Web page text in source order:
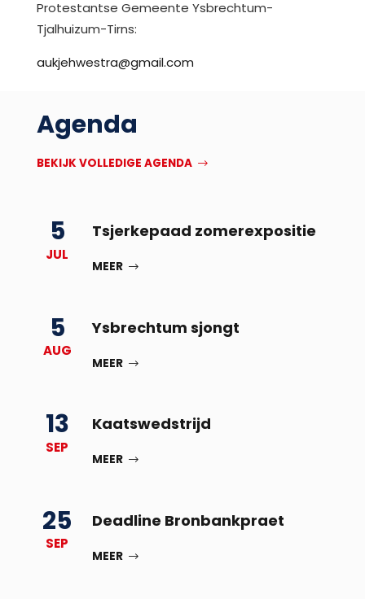
Protestantse Gemeente Ysbrechtum-
Tjalhuizum-Tirns:
aukjehwestra@gmail.com
Agenda
BEKIJK VOLLEDIGE AGENDA
5
JUL
Tsjerkepaad zomerexpositie
MEER
5
AUG
Ysbrechtum sjongt
MEER
13
SEP
Kaatswedstrijd
MEER
25
SEP
Deadline Bronbankpraet
MEER